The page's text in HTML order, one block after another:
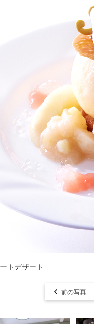
トデザート
前の写真